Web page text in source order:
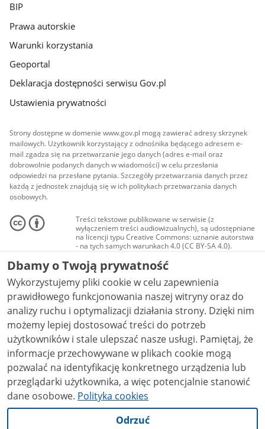
BIP
Prawa autorskie
Warunki korzystania
Geoportal
Deklaracja dostępności serwisu Gov.pl
Ustawienia prywatności
Strony dostępne w domenie www.gov.pl mogą zawierać adresy skrzynek
mailowych. Użytkownik korzystający z odnośnika będącego adresem e-
mail zgadza się na przetwarzanie jego danych (adres e-mail oraz
dobrowolnie podanych danych w wiadomości) w celu przesłania
odpowiedzi na przesłane pytania. Szczegóły przetwarzania danych przez
każdą z jednostek znajdują się w ich politykach przetwarzania danych
osobowych.
Treści tekstowe publikowane w serwisie (z
wyłączeniem treści audiowizualnych), są udostępniane
na licencji typu Creative Commons: uznanie autorstwa
- na tych samych warunkach 4.0 (CC BY-SA 4.0).
Materiały audiowizualne, w tym zdjęcia, materiały
audio i wideo, są udostępniane na licencji typu
Creative Commons: uznanie autorstwa użycie
niekomercyjne - bez utworów zależnych 4.0 (CC BY-
NC-ND 4.0), o ile nie jest to stwierdzone inaczej.
Dbamy o Twoją prywatność
Wykorzystujemy pliki cookie w celu zapewnienia
prawidłowego funkcjonowania naszej witryny oraz do
analizy ruchu i optymalizacji działania strony. Dzięki nim
możemy lepiej dostosować treści do potrzeb
użytkowników i stale ulepszać nasze usługi. Pamiętaj, że
informacje przechowywane w plikach cookie mogą
pozwalać na identyfikację konkretnego urządzenia lub
przeglądarki użytkownika, a więc potencjalnie stanowić
dane osobowe. Polityka cookies
Odrzuć